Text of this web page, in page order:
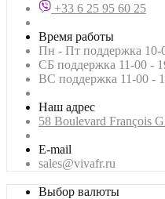
+33 6 25 95 60 25
Время работы
Пн - Пт поддержка 10-
СБ поддержка 11-00 -
ВС поддержка 11-00 -
Наш адрес
58 Boulevard François
E-mail
sales@vivafr.ru
Выбор валюты